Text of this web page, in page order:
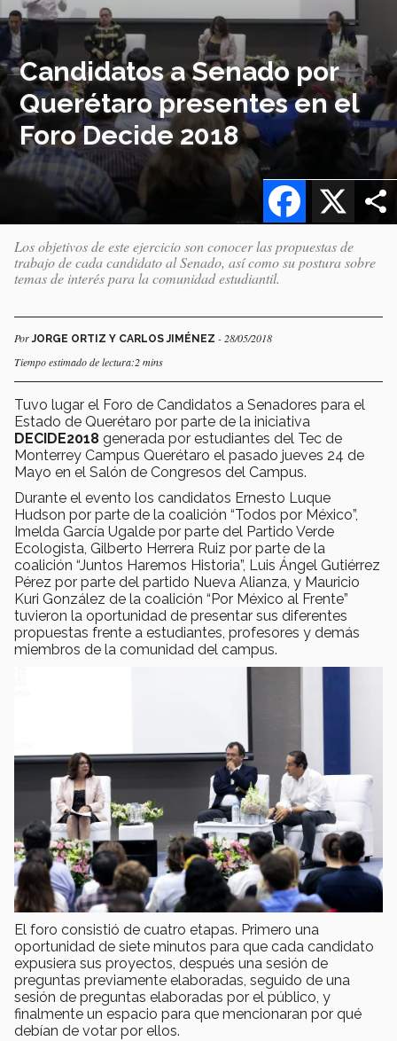
Candidatos a Senado por
Querétaro presentes en el
Foro Decide 2018
X
Facebook
Los objetivos de este ejercicio son conocer las propuestas de
trabajo de cada candidato al Senado, así como su postura sobre
temas de interés para la comunidad estudiantil.
PorJORGE ORTIZ Y CARLOS JIMÉNEZ - 28/05/2018
Tiempo estimado de lectura:2 mins
Tuvo lugar el Foro de Candidatos a Senadores para el
Estado de Querétaro por parte de la iniciativa
DECIDE2018 generada por estudiantes del Tec de
Monterrey Campus Querétaro el pasado jueves 24 de
Mayo en el Salón de Congresos del Campus.
Durante el evento los candidatos Ernesto Luque
Hudson por parte de la coalición “Todos por México”,
Imelda García Ugalde por parte del Partido Verde
Ecologista, Gilberto Herrera Ruiz por parte de la
coalición “Juntos Haremos Historia”, Luis Ángel Gutiérrez
Pérez por parte del partido Nueva Alianza, y Mauricio
Kuri González de la coalición “Por México al Frente”
tuvieron la oportunidad de presentar sus diferentes
propuestas frente a estudiantes, profesores y demás
miembros de la comunidad del campus.
El foro consistió de cuatro etapas. Primero una
oportunidad de siete minutos para que cada candidato
expusiera sus proyectos, después una sesión de
preguntas previamente elaboradas, seguido de una
sesión de preguntas elaboradas por el público, y
finalmente un espacio para que mencionaran por qué
debían de votar por ellos.